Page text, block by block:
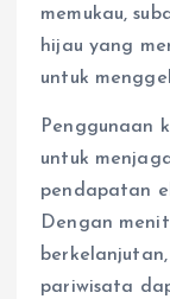
memukau,
hijau yang
untuk
Penggunaan
untuk
pendapatan
Dengan
pariwisata